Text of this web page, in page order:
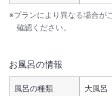
※プランにより異なる場合が
確認ください。
お風呂の情報
風呂の種類 大風呂